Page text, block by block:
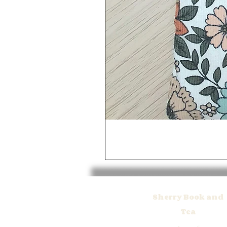
Sherry Book and
Tea